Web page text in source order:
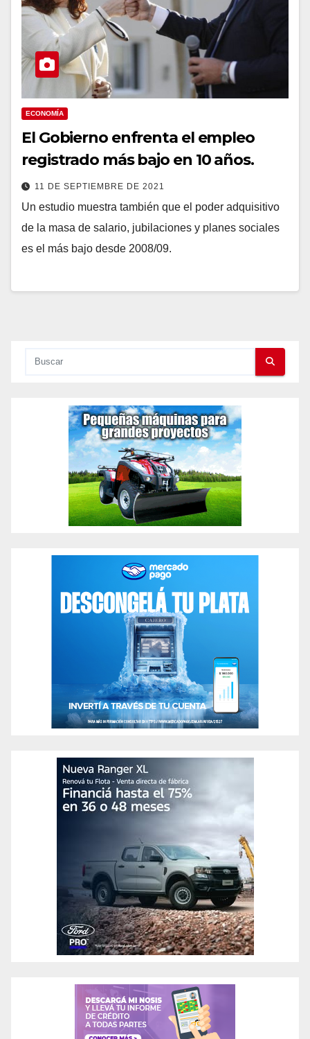
ECONOMÍA
El Gobierno enfrenta el empleo
registrado más bajo en 10 años.
11 DE SEPTIEMBRE DE 2021
Un estudio muestra también que el poder adquisitivo
de la masa de salario, jubilaciones y planes sociales
es el más bajo desde 2008/09.